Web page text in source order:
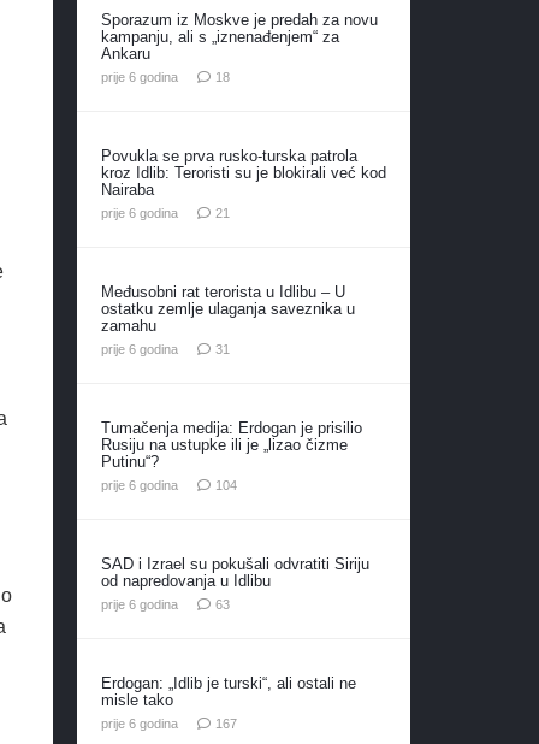
Sporazum iz Moskve je predah za novu
kampanju, ali s „iznenađenjem“ za
Ankaru
prije 6 godina 18komentara
Povukla se prva rusko-turska patrola
kroz Idlib: Teroristi su je blokirali već kod
Nairaba
prije 6 godina 21
Međusobni rat terorista u Idlibu – U
ostatku zemlje ulaganja saveznika u
zamahu
prije 6 godina 31
Tumačenja medija: Erdogan je prisilio
Rusiju na ustupke ili je „lizao čizme
Putinu“?
prije 6 godina 104komentara
SAD i Izrael su pokušali odvratiti Siriju
od napredovanja u Idlibu
prije 6 godina 63komentara
Erdogan: „Idlib je turski“, ali ostali ne
misle tako
prije 6 godina 167komentara